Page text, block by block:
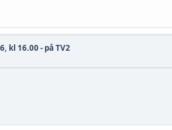
kl 16.00 - på TV2